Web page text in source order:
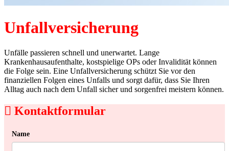
Unfallversicherung
Unfälle passieren schnell und unerwartet. Lange
Krankenhausaufenthalte, kostspielige OPs oder Invalidität können
die Folge sein. Eine Unfallversicherung schützt Sie vor den
finanziellen Folgen eines Unfalls und sorgt dafür, dass Sie Ihren
Alltag auch nach dem Unfall sicher und sorgenfrei meistern können.
Kontaktformular
Name